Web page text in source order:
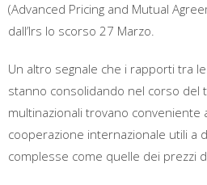
(Advanced Pricing and Mutual
dall’Irs lo scorso 27 Marzo.
Un altro segnale che i rapporti tra
stanno consolidando nel corso del
multinazionali trovano conveniente
cooperazione internazionale utili a
complesse come quelle dei prezzi